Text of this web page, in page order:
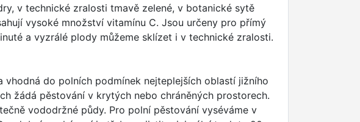
v technické zralosti tmavě zelené, v botanické sytě
vysoké množství vitamínu C. Jsou určeny pro přímý
a vyzrálé plody můžeme sklízet i v technické zralosti.
do polních podmínek nejteplejších oblastí jižního
žádá pěstování v krytých nebo chráněných prostorech.
vododržné půdy. Pro polní pěstování vyséváme v